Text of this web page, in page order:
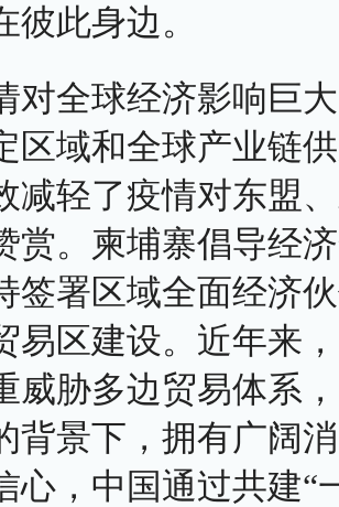
彼此身边。
全球经济影响巨大
区域和全球产业链
减轻了疫情对东盟
赏。柬埔寨倡导经
签署区域全面经济
易区建设。近年来
威胁多边贸易体系
背景下，拥有广阔
心，中国通过共建“